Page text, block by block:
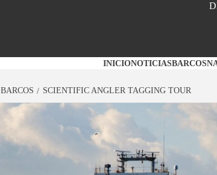
INICIONOTICIASBARCOS
BARCOS SCIENTIFIC ANGLER TAGGING TOUR